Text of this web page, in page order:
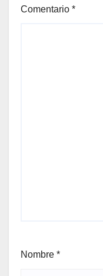
Comentario *
Nombre *